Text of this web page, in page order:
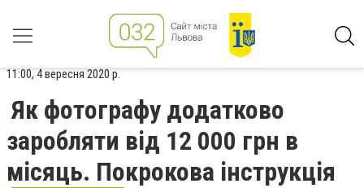
11:00, 4 вересня 2020 р.
Як фотографу додатково
заробляти від 12 000 грн в
місяць. Покрокова інструкція